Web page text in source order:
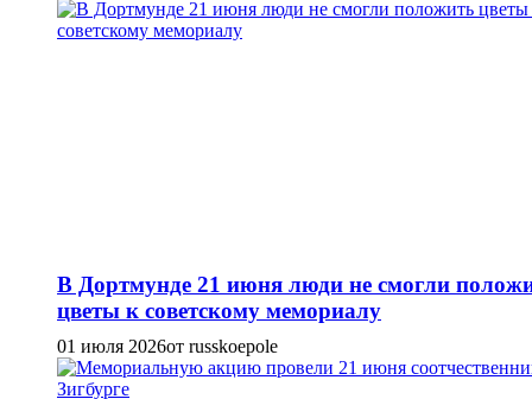
В Дортмунде 21 июня люди не смогли
цветы к советскому мемориалу
01 июля 2026от russkoepole